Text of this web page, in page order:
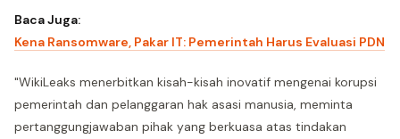
Baca Juga:
Kena Ransomware, Pakar IT: Pemerintah Harus Evaluasi PDN
"WikiLeaks menerbitkan kisah-kisah inovatif mengenai korupsi
pemerintah dan pelanggaran hak asasi manusia, meminta
pertanggungjawaban pihak yang berkuasa atas tindakan